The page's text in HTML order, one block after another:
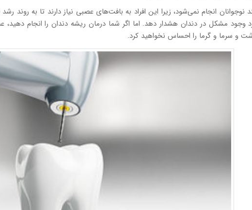
نوجوانان انجام نمی‌شود، زیرا این افراد به بافت‌های عصبی نیاز دارند تا به روند
مشکل در دندان هشدار دهد. اما اگر شما درمان ریشه دندان را انجام دهید،
و سرما و گرما را احساس نخواهید کرد.